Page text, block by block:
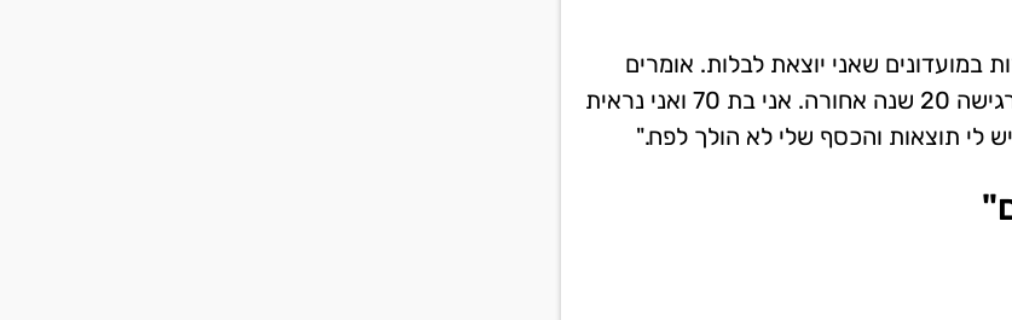
שאני יוצאת לבלות. אומרים
'מה, למה את זוהרת, אישה יפה את, כולם. בזכות הקולגן אני מרגישה 20 שנה אחורה. אני בת 70 ואני נראית